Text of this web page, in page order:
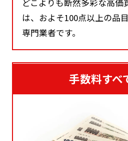
どこよりも断然多彩な高価
は、およそ100点以上の品
専門業者です。
手数料すべ